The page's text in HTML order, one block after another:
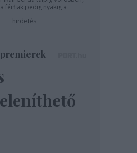
a férfiak pedig nyakig a
hirdetés
premierek